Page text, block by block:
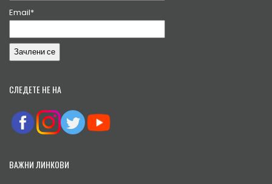
Email*
СЛЕДЕТЕ НЕ НА
ВАЖНИ ЛИНКОВИ